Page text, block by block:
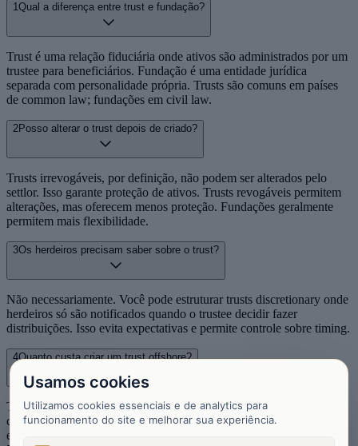
1Qual a diferença entre trust e fundação?
Trust é uma relação fiduciária onde ativos são administrados por um
trustee para beneficiários. Fundação é uma entidade jurídica
separada com personalidade própria. Trusts são comuns em países
de common law; fundações em civil law.
2Posso alterar o trust depois de criado?
Trusts irrevogáveis, por definição, não podem ser alterados pelo
settlor. Isso garante proteção de ativos. Trusts revogáveis permitem
alterações, mas oferecem menos proteção. Fundações geralmente
permitem mais flexibilidade.
3Os herdeiros precisam saber sobre o trust?
Não necessariamente. Você pode estruturar trusts discretionary onde
herdeiros só são notificados quando o trustee decidir fazer
distribuições. Isso evita expectativas e permite controle sobre timing.
4Quanto custa criar um trust offshore?
Trusts simples em Nevis/Panamá: $5,000-10,000. Trusts complexos
com múltiplos beneficiários e ativos: $15,000-30,000. Fundações
em Liechtenstein: $25,000-50,000. Manutenção anual: $2,000-
Usamos cookies
Utilizamos cookies essenciais e de analytics para
funcionamento do site e melhorar sua experiência.